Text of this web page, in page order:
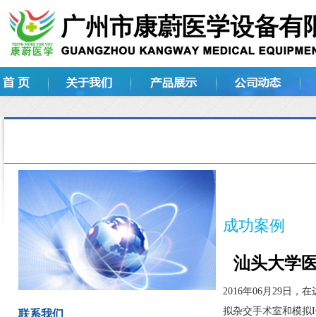
联系我们
成功案例
汕头大学
2016年06月29日， 在
拟杂交手术室和模拟